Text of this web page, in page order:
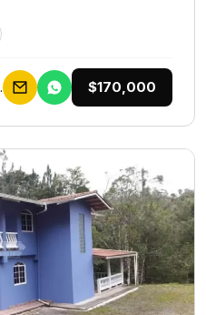
$170,000